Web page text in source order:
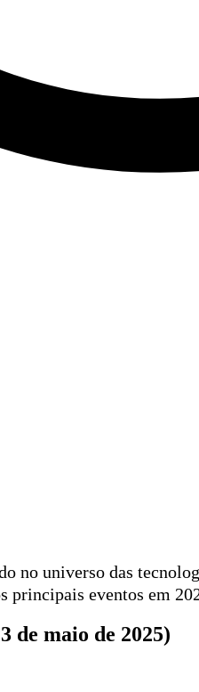
| Engenharia
tecnologias em saúde, os eventos
você uma lista com alguns dos
(20 a 23 de maio de
no universo das
principais eventos em
de maio de 2025)